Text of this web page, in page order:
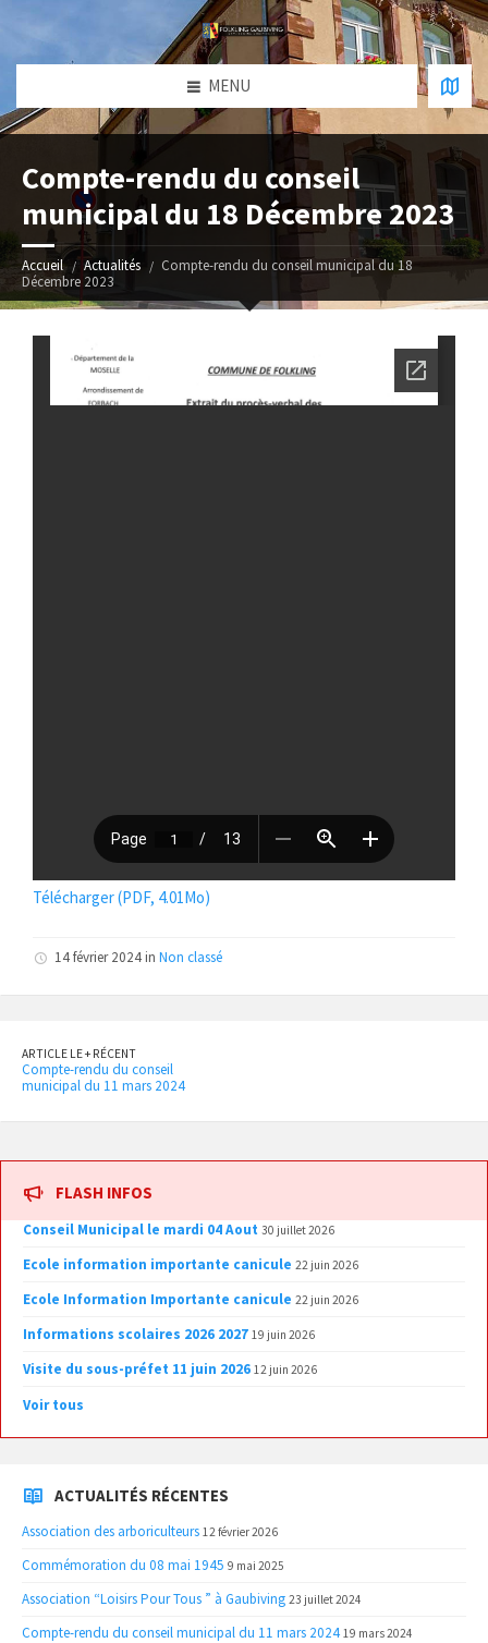
MENU
Compte-rendu du conseil
municipal du 18 Décembre 2023
Accueil Actualités
Compte-rendu du conseil municipal du 18
Décembre 2023
Télécharger (PDF, 4.01Mo)
14 février 2024 in Non classé
ARTICLE LE + RÉCENT
Compte-rendu du conseil
municipal du 11 mars 2024
FLASH INFOS
Conseil Municipal le mardi 04 Aout 30 juillet 2026
Ecole information importante canicule 22 juin 2026
Ecole Information Importante canicule 22 juin 2026
Informations scolaires 2026 2027 19 juin 2026
Visite du sous-préfet 11 juin 2026 12 juin 2026
Voir tous
ACTUALITÉS RÉCENTES
Association des arboriculteurs 12 février 2026
Commémoration du 08 mai 1945 9 mai 2025
Association “Loisirs Pour Tous ” à Gaubiving 23 juillet 2024
Compte-rendu du conseil municipal du 11 mars 2024 19 mars 2024